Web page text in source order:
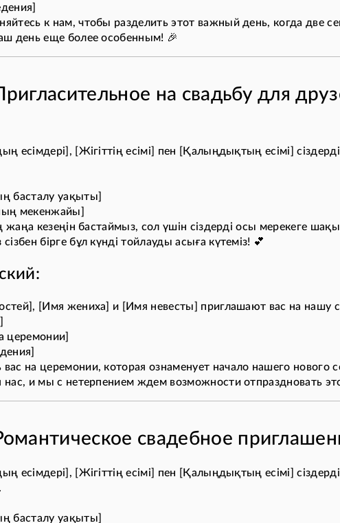
к нам, чтобы разделить этот важный день, когда две
день еще более особенным! 🎉
на свадьбу для
есімдері], [Жігіттің есімі] пен [Қалыңдықтың есімі]
басталу уақыты]
мекенжайы]
жаңа кезеңін бастаймыз, сол үшін сіздерді осы мерекеге
бірге бұл күнді тойлауды асыға күтеміз! 💕
[Имя жениха] и [Имя невесты] приглашают вас на нашу
церемонии]
на церемонии, которая ознаменует начало нашего нового
нас, и мы с нетерпением ждем возможности отпраздновать
свадебное
есімдері], [Жігіттің есімі] пен [Қалыңдықтың есімі]
басталу уақыты]